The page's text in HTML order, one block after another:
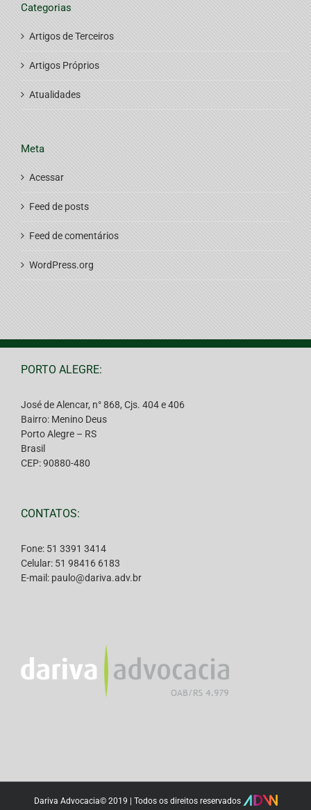
Categorias
Artigos de Terceiros
Artigos Próprios
Atualidades
Meta
Acessar
Feed de posts
Feed de comentários
WordPress.org
PORTO ALEGRE:
José de Alencar, n° 868, Cjs. 404 e 406
Bairro: Menino Deus
Porto Alegre – RS
Brasil
CEP: 90880-480
CONTATOS:
Fone: 51 3391 3414
Celular: 51 98416 6183
E-mail: paulo@dariva.adv.br
Dariva Advocacia© 2019 | Todos os direitos reservados